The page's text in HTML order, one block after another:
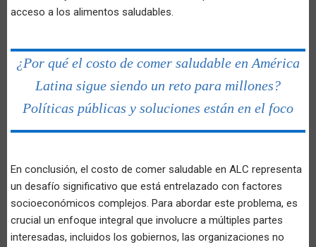
acceso a los alimentos saludables.
¿Por qué el costo de comer saludable en América
Latina sigue siendo un reto para millones?
Políticas públicas y soluciones están en el foco
En conclusión, el costo de comer saludable en ALC representa
un desafío significativo que está entrelazado con factores
socioeconómicos complejos. Para abordar este problema, es
crucial un enfoque integral que involucre a múltiples partes
interesadas, incluidos los gobiernos, las organizaciones no